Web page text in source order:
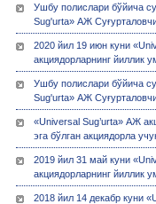
Ушбу полислари бўйича
Sug'urta» АЖ
2020 йил 19 июн куни
акциядорларнинг йиллик
Ушбу полислари бўйича
Sug'urta» АЖ
«Universal Sug’urta» АЖ
эга бўлган акциядорла
2019 йил 31 май куни
акциядорларнинг йиллик
2018 йил 14 декабр куни